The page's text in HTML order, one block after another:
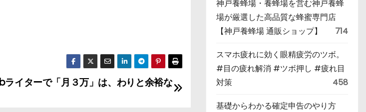
ライターで「月３万」は、わりと余裕な
神戸養蜂場・養蜂場を営む神戸養蜂
場が厳選した高品質な蜂蜜専門店
【神戸養蜂場 通販ショップ】
714
スマホ疲れに効く眼精疲労のツボ。
#目の疲れ解消 #ツボ押し #疲れ目
対策
458
基礎からわかる確定申告のやり方